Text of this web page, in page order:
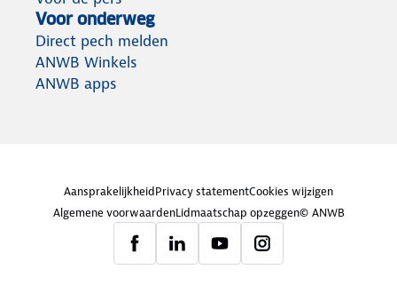
Voor onderweg
Direct pech melden
ANWB Winkels
ANWB apps
AansprakelijkheidPrivacy statementCookies wijzigen
Algemene voorwaardenLidmaatschap opzeggen© ANWB